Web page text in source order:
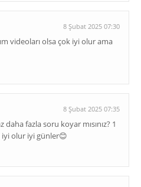
8 Şubat 2025 07:30
videoları olsa çok iyi olur ama
8 Şubat 2025 07:35
fazla soru koyar mısınız? 1
olur iyi günler😊